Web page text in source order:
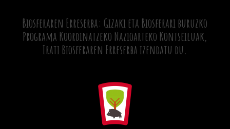
Biosferaren Erreserba: Gizaki eta Biosferari buruzko
Programa Koordinatzeko Nazioarteko Kontseiluak,
Irati Biosferaren Erreserba izendatu du.